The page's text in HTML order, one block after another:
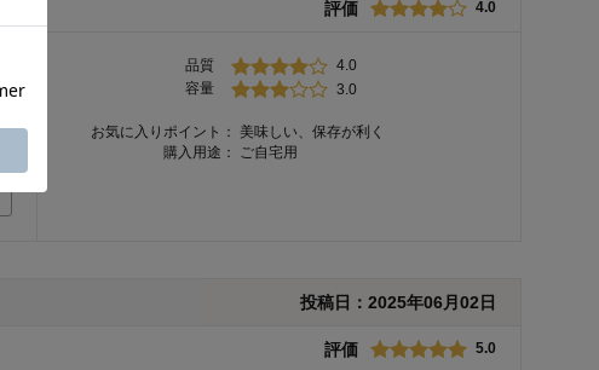
評価 4.0
品質
4.0
容量
3.0
お気に入りポイント：
美味しい、保存が利く
購入用途：
ご自宅用
投稿日： 2025年06月02日
評価 5.0